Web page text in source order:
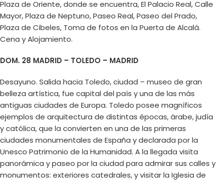
Plaza de Oriente, donde se encuentra, El Palacio Real, Calle
Mayor, Plaza de Neptuno, Paseo Real, Paseo del Prado,
Plaza de Cibeles, Toma de fotos en la Puerta de Alcalá.
Cena y Alojamiento.
DOM. 28 MADRID – TOLEDO – MADRID
Desayuno. Salida hacia Toledo, ciudad – museo de gran
belleza artística, fue capital del país y una de las más
antiguas ciudades de Europa. Toledo posee magníficos
ejemplos de arquitectura de distintas épocas, árabe, judía
y católica, que la convierten en una de las primeras
ciudades monumentales de España y declarada por la
Unesco Patrimonio de la Humanidad. A la llegada visita
panorámica y paseo por la ciudad para admirar sus calles y
monumentos: exteriores catedrales, y visitar la Iglesia de